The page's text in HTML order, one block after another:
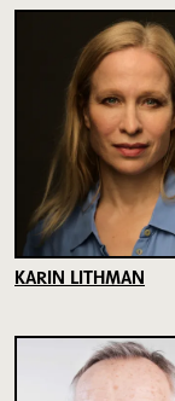
KARIN LITHMAN